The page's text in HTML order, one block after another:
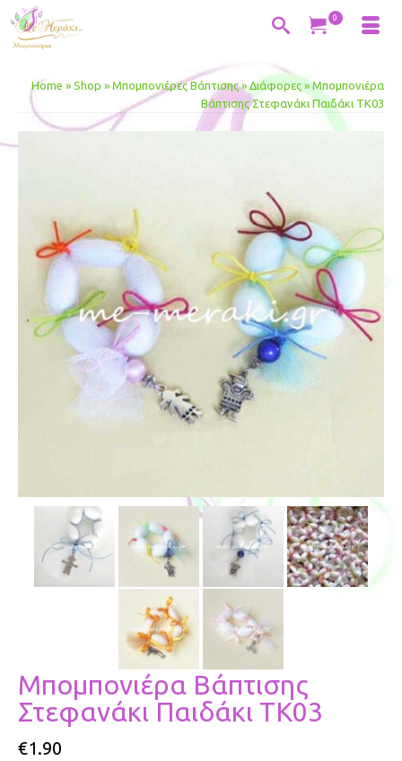
0
Home » Shop » Μπομπονιέρες Βάπτισης » Διάφορες » Μπομπονιέ­ρα
Βάπτισης Στεφανάκι Παιδάκι ΤΚ03
Μπομπονιέ­ρα Βάπτισης
Στεφανάκι Παιδάκι ΤΚ03
€1.90